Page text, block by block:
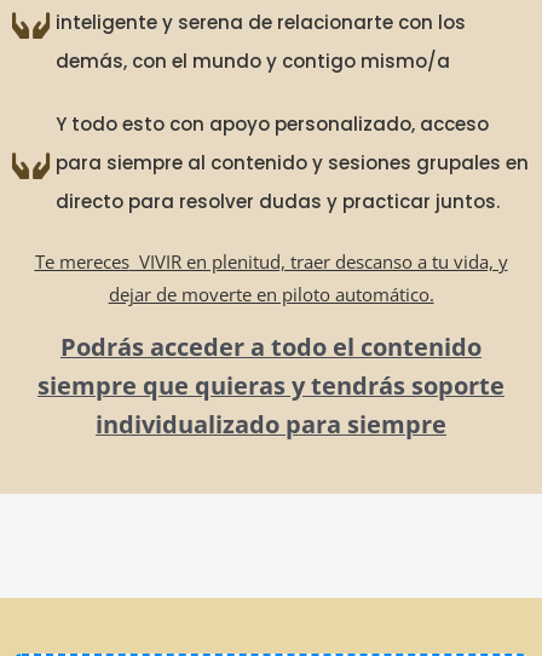
inteligente y serena de relacionarte con los
demás, con el mundo y contigo mismo/a
Y todo esto con apoyo personalizado, acceso
para siempre al contenido y sesiones grupales en
directo para resolver dudas y practicar juntos.
Te merecesVIVIR en plenitud, traer descanso a tu vida, y
dejar de moverte en piloto automático.
Podrás acceder a todo el contenido
siempre que quieras y tendrás soporte
individualizado para siempre